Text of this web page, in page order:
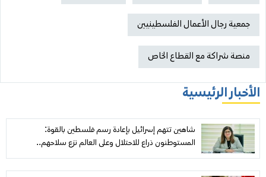
جمعية رجال الأعمال الفلسطينيين
منصة شراكة مع القطاع الخاص
الأخبار الرئيسية
شاهين تتهم إسرائيل بإعادة رسم فلسطين بالقوة:
المستوطنون ذراع للاحتلال وعلى العالم نزع سلاحهم..
و«مجلس السلام» عاجز أمام نزيف غزة